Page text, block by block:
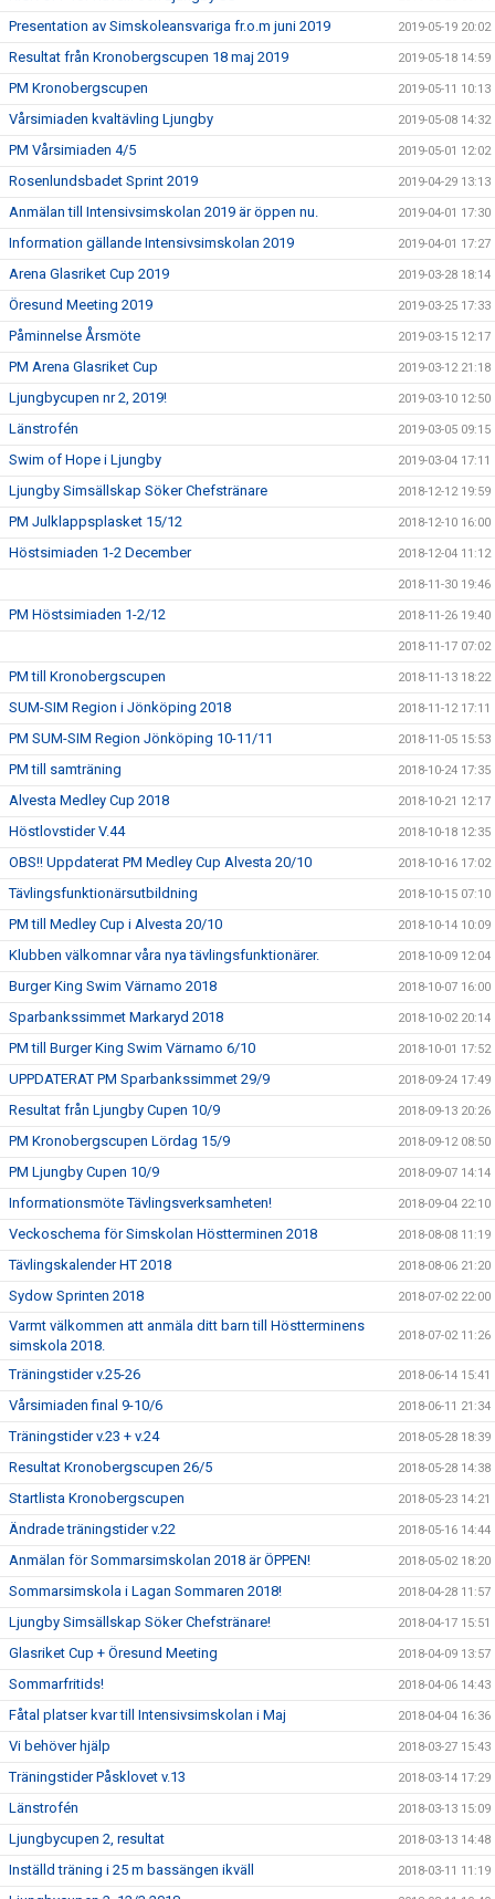
Presentation av Simskoleansvariga fr.o.m juni 2019 2019-05-19 20:02
Resultat från Kronobergscupen 18 maj 2019 2019-05-18 14:59
PM Kronobergscupen 2019-05-11 10:13
Vårsimiaden kvaltävling Ljungby 2019-05-08 14:32
PM Vårsimiaden 4/5 2019-05-01 12:02
Rosenlundsbadet Sprint 2019 2019-04-29 13:13
Anmälan till Intensivsimskolan 2019 är öppen nu. 2019-04-01 17:30
Information gällande Intensivsimskolan 2019 2019-04-01 17:27
Arena Glasriket Cup 2019 2019-03-28 18:14
Öresund Meeting 2019 2019-03-25 17:33
Påminnelse Årsmöte 2019-03-15 12:17
PM Arena Glasriket Cup 2019-03-12 21:18
Ljungbycupen nr 2, 2019! 2019-03-10 12:50
Länstrofén 2019-03-05 09:15
Swim of Hope i Ljungby 2019-03-04 17:11
Ljungby Simsällskap Söker Chefstränare 2018-12-12 19:59
PM Julklappsplasket 15/12 2018-12-10 16:00
Höstsimiaden 1-2 December 2018-12-04 11:12
2018-11-30 19:46
PM Höstsimiaden 1-2/12 2018-11-26 19:40
2018-11-17 07:02
PM till Kronobergscupen 2018-11-13 18:22
SUM-SIM Region i Jönköping 2018 2018-11-12 17:11
PM SUM-SIM Region Jönköping 10-11/11 2018-11-05 15:53
PM till samträning 2018-10-24 17:35
Alvesta Medley Cup 2018 2018-10-21 12:17
Höstlovstider V.44 2018-10-18 12:35
OBS!! Uppdaterat PM Medley Cup Alvesta 20/10 2018-10-16 17:02
Tävlingsfunktionärsutbildning 2018-10-15 07:10
PM till Medley Cup i Alvesta 20/10 2018-10-14 10:09
Klubben välkomnar våra nya tävlingsfunktionärer. 2018-10-09 12:04
Burger King Swim Värnamo 2018 2018-10-07 16:00
Sparbankssimmet Markaryd 2018 2018-10-02 20:14
PM till Burger King Swim Värnamo 6/10 2018-10-01 17:52
UPPDATERAT PM Sparbankssimmet 29/9 2018-09-24 17:49
Resultat från Ljungby Cupen 10/9 2018-09-13 20:26
PM Kronobergscupen Lördag 15/9 2018-09-12 08:50
PM Ljungby Cupen 10/9 2018-09-07 14:14
Informationsmöte Tävlingsverksamheten! 2018-09-04 22:10
Veckoschema för Simskolan Höstterminen 2018 2018-08-08 11:19
Tävlingskalender HT 2018 2018-08-06 21:20
Sydow Sprinten 2018 2018-07-02 22:00
Varmt välkommen att anmäla ditt barn till Höstterminens
simskola 2018.
2018-07-02 11:26
Träningstider v.25-26 2018-06-14 15:41
Vårsimiaden final 9-10/6 2018-06-11 21:34
Träningstider v.23 + v.24 2018-05-28 18:39
Resultat Kronobergscupen 26/5 2018-05-28 14:38
Startlista Kronobergscupen 2018-05-23 14:21
Ändrade träningstider v.22 2018-05-16 14:44
Anmälan för Sommarsimskolan 2018 är ÖPPEN! 2018-05-02 18:20
Sommarsimskola i Lagan Sommaren 2018! 2018-04-28 11:57
Ljungby Simsällskap Söker Chefstränare! 2018-04-17 15:51
Glasriket Cup + Öresund Meeting 2018-04-09 13:57
Sommarfritids! 2018-04-06 14:43
Fåtal platser kvar till Intensivsimskolan i Maj 2018-04-04 16:36
Vi behöver hjälp 2018-03-27 15:43
Träningstider Påsklovet v.13 2018-03-14 17:29
Länstrofén 2018-03-13 15:09
Ljungbycupen 2, resultat 2018-03-13 14:48
Inställd träning i 25 m bassängen ikväll 2018-03-11 11:19